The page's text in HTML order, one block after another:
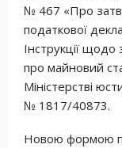
№ 467 «Про
податкової
Інструкції щодо
про майновий
Міністерстві
№ 1817/40873.
Новою формою